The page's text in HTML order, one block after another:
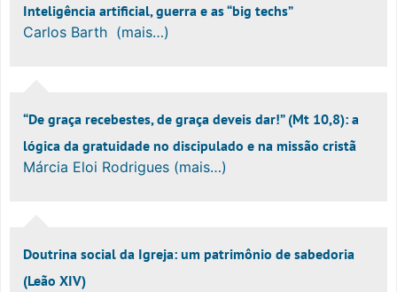
Inteligência artificial, guerra e as “big techs”
Carlos Barth (mais…)
“De graça recebestes, de graça deveis dar!” (Mt 10,8): a
lógica da gratuidade no discipulado e na missão cristã
Márcia Eloi Rodrigues (mais…)
Doutrina social da Igreja: um patrimônio de sabedoria
(Leão XIV)